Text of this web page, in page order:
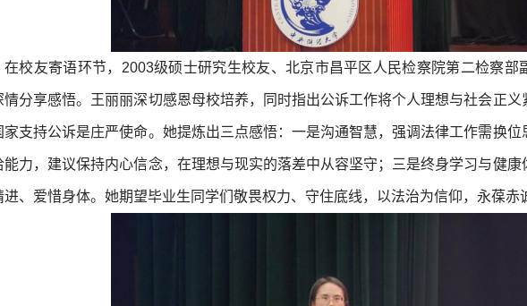
在校友寄语环节，2003级硕士研究生校友、北京市昌平区人民检察院第二检察部
情分享感悟。王丽丽深切感恩母校培养，同时指出公诉工作将个人理想与社会正义
家支持公诉是庄严使命。她提炼出三点感悟：一是沟通智慧，强调法律工作需换位
能力，建议保持内心信念，在理想与现实的落差中从容坚守；三是终身学习与健康
进、爱惜身体。她期望毕业生同学们敬畏权力、守住底线，以法治为信仰，永葆赤